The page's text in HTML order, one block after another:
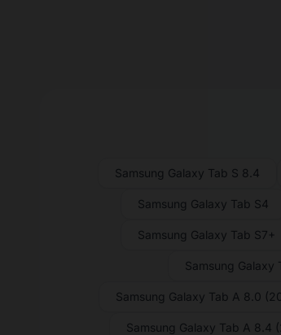
Samsung Galaxy Tab S 8.4
Samsung Galaxy Tab S4
Samsung Galaxy Tab S7+
Samsung Galaxy
Samsung Galaxy Tab A 8.0
Samsung Galaxy Tab A 8.4